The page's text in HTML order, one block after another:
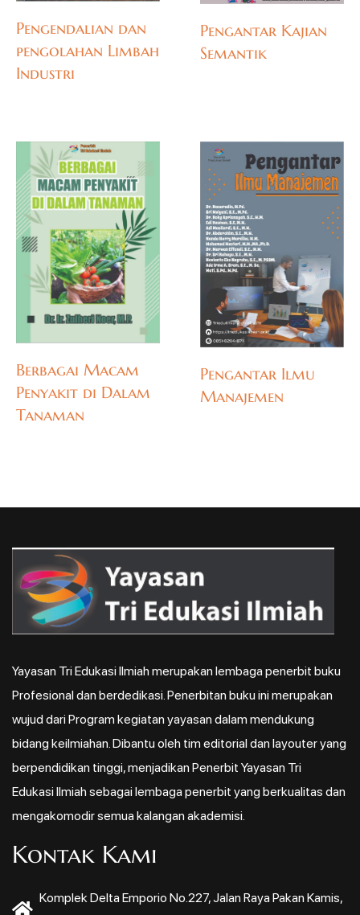
Pengendalian dan
pengolahan Limbah
Industri
Pengantar Kajian
Semantik
Berbagai Macam
Penyakit di Dalam
Tanaman
Pengantar Ilmu
Manajemen
Yayasan Tri Edukasi Ilmiah merupakan lembaga penerbit buku
Profesional dan berdedikasi. Penerbitan buku ini merupakan
wujud dari Program kegiatan yayasan dalam mendukung
bidang keilmiahan. Dibantu oleh tim editorial dan layouter yang
berpendidikan tinggi, menjadikan Penerbit Yayasan Tri
Edukasi Ilmiah sebagai lembaga penerbit yang berkualitas dan
mengakomodir semua kalangan akademisi.
Kontak Kami
Komplek Delta Emporio No.227, Jalan Raya Pakan Kamis,